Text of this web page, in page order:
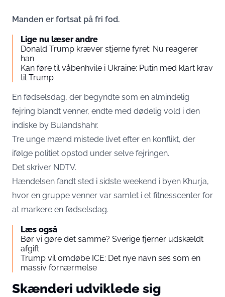
Manden er fortsat på fri fod.
Lige nu læser andre
Donald Trump kræver stjerne fyret: Nu reagerer
han
Kan føre til våbenhvile i Ukraine: Putin med klart krav
til Trump
En fødselsdag, der begyndte som en almindelig
fejring blandt venner, endte med dødelig vold i den
indiske by Bulandshahr.
Tre unge mænd mistede livet efter en konflikt, der
ifølge politiet opstod under selve fejringen.
Det skriver NDTV.
Hændelsen fandt sted i sidste weekend i byen Khurja,
hvor en gruppe venner var samlet i et fitnesscenter for
at markere en fødselsdag.
Læs også
Bør vi gøre det samme? Sverige fjerner udskældt
afgift
Trump vil omdøbe ICE: Det nye navn ses som en
massiv fornærmelse
Skænderi udviklede sig